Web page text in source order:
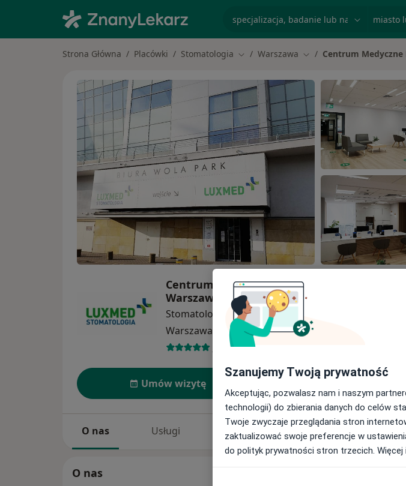
Strona Główna Placówki Stomatologia Zmień miasto
Warszawa Zmień miasto
Centrum
Centrum Medyczne LUX MED Stomatologia
Warszawa - Górczewska 124
Stomatologia
więcej
Warszawa
1 adres
112 opinii
Umów wizytę
O nas Usługi Specjaliści Adresy
O nas
Szanujemy Twoją prywatność
Akceptując, pozwalasz nam i naszym
technologii) do zbierania danych do celów
Twoje zwyczaje przeglądania stron
zaktualizować swoje preferencje w
do polityk prywatności stron trzecich.